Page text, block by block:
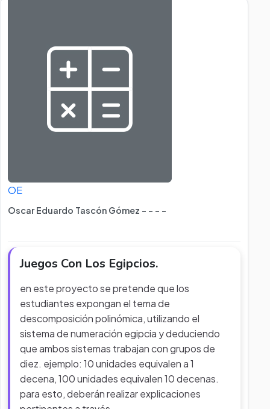
OE
Oscar Eduardo Tascón Gómez - - - -
Juegos Con Los Egipcios.
en este proyecto se pretende que los
estudiantes expongan el tema de
descomposición polinómica, utilizando el
sistema de numeración egipcia y deduciendo
que ambos sistemas trabajan con grupos de
diez. ejemplo: 10 unidades equivalen a 1
decena, 100 unidades equivalen 10 decenas.
para esto, deberán realizar explicaciones